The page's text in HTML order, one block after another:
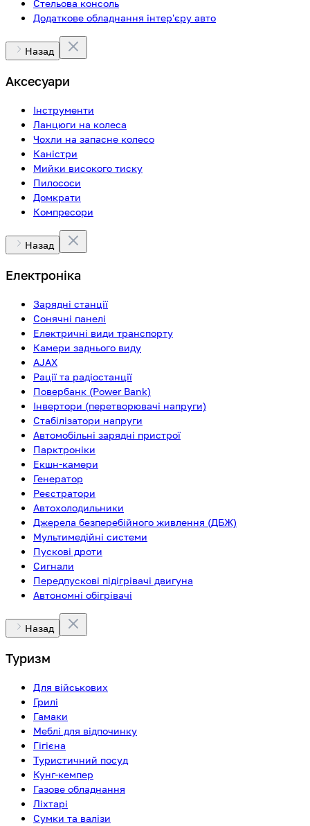
Стельова консоль
Додаткове обладнання інтер'єру авто
Назад
Аксесуари
Інструменти
Ланцюги на колеса
Чохли на запасне колесо
Каністри
Мийки високого тиску
Пилососи
Домкрати
Компресори
Назад
Електроніка
Зарядні станції
Сонячні панелі
Електричні види транспорту
Камери заднього виду
AJAX
Рації та радіостанції
Повербанк (Power Bank)
Інвертори (перетворювачі напруги)
Стабілізатори напруги
Автомобільні зарядні пристрої
Парктроніки
Екшн-камери
Генератор
Реєстратори
Автохолодильники
Джерела безперебійного живлення (ДБЖ)
Мультимедійні системи
Пускові дроти
Сигнали
Передпускові підігрівачі двигуна
Автономні обігрівачі
Назад
Туризм
Для військових
Грилі
Гамаки
Меблі для відпочинку
Гігієна
Туристичний посуд
Кунг-кемпер
Газове обладнання
Ліхтарі
Сумки та валізи